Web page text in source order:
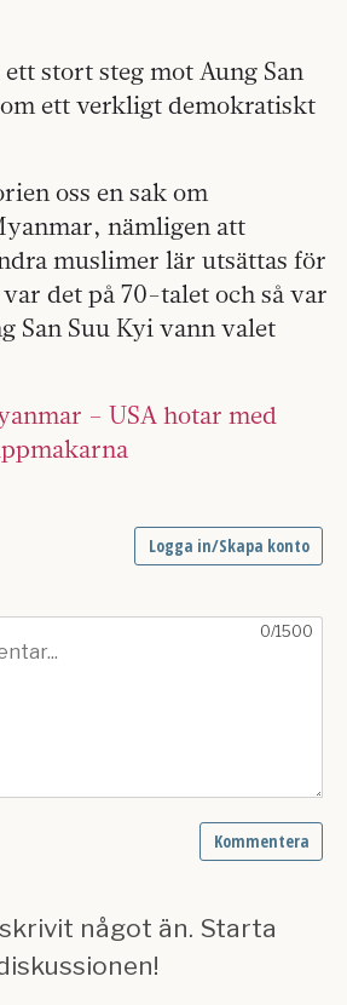
stort steg mot Aung San
ett verkligt demokratiskt
oss en sak om
nämligen att
muslimer lär utsättas för
det på 70-talet och så var
San Suu Kyi vann valet
– USA hotar med